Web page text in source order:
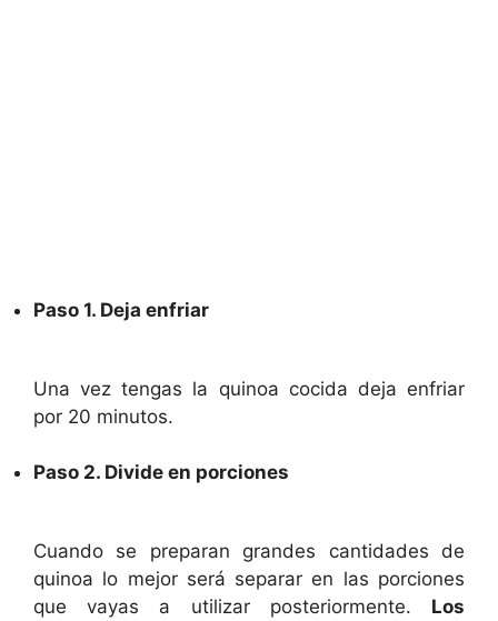
Paso 1. Deja enfriar
Una vez tengas la quinoa cocida deja enfriar
por 20 minutos.
Paso 2. Divide en porciones
Cuando se preparan grandes cantidades de
quinoa lo mejor será separar en las porciones
que vayas a utilizar posteriormente. Los